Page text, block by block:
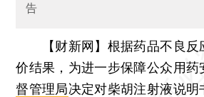
告
【财新网】 根据药品不良反
价结果，为进一步保障公众用药
督管理局决定对柴胡注射液说